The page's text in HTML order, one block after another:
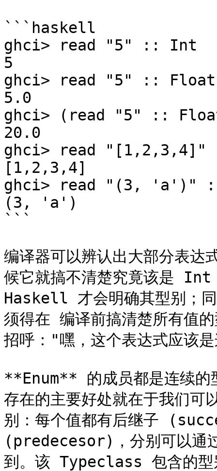
```haskell
ghci> read "5" :: Int
5
ghci> read "5" ::
5.0
ghci> (read "5" ::
20.0
ghci> read
[1,2,3,4]
ghci> read "(3,
(3, 'a')
```
编译器可以辨认出大部分表
候它就搞不清楚究竟该是
Haskell 才会明确其型别；
须得在 编译前搞清楚所有值
招呼："嘿，这个表达式应该
**Enum** 的成员都是连续
存在的主要好处就在于我们
别：每个值都有后继子
(predecesor)，分别可以
到。该 Typeclass 包含